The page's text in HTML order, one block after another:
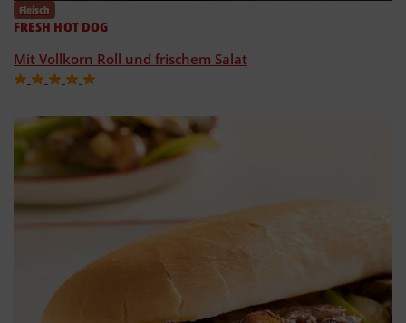
Fleisch
FRESH HOT DOG
Mit Vollkorn Roll und frischem Salat